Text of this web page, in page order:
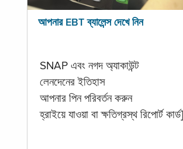
আপনার EBT ব্যালেন্স দেখে নিন
SNAP এবং নগদ অ্যাকাউন্ট
লেনদেনের ইতিহাস
আপনার পিন পরিবর্তন করুন
হ্রাইয়ে যাওয়া বা ক্ষতিগ্রস্থ রিপোর্ট কার্ড]